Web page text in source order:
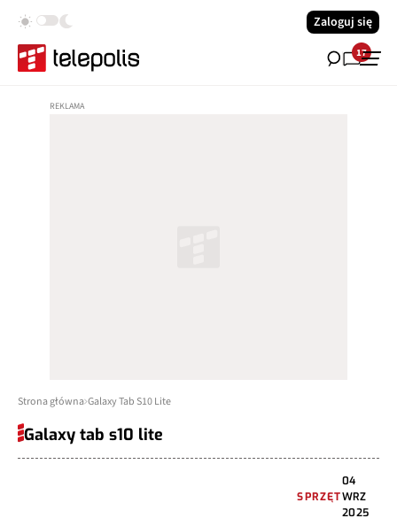
Zaloguj się
17
Strona główna Galaxy Tab S10 Lite
Galaxy tab s10 lite
SPRZĘT
04
WRZ
2025